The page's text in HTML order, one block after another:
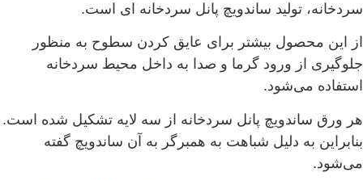
سردخانه، تولید ساندویچ پانل سردخانه ای است.
از این محصول بیشتر برای عایق کردن سطوح به منظور
جلوگیری از ورود گرما و صدا به داخل محیط سردخانه
استفاده می‌شود.
هر ورق ساندویچ پانل سردخانه از سه لایه تشکیل شده است.
بنابراین به دلیل شباهت به همبرگر به آن ساندویچ گفته
می‌شود.